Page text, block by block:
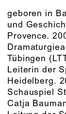
geboren in
und
Provence.
Tübingen
Leiterin der
Heidelberg.
Schauspiel
Catja